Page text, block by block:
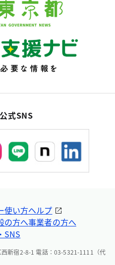
式SNS
使い方ヘルプ
の方へ事業者の方へ
SNS
新宿2-8-1 電話：03-5321-1111（代